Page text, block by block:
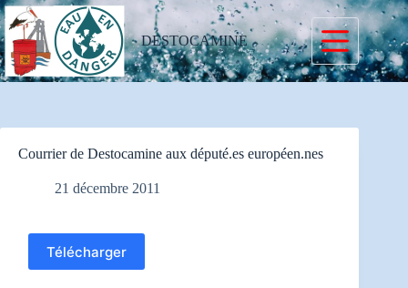
Passer
au
contenu
DESTOCAMINE
Courrier de Destocamine aux député.es européen.nes
21 décembre 2011
Télécharger